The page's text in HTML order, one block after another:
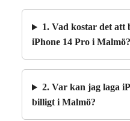
1. Vad kostar det att
iPhone 14 Pro i Malmö?
2. Var kan jag laga
billigt i Malmö?